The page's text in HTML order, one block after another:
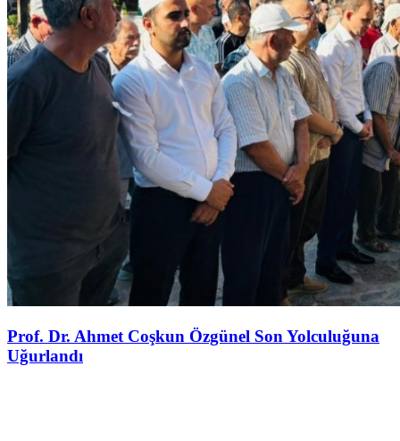
Prof. Dr. Ahmet Coşkun Özgünel Son Yolculuğuna
Uğurlandı